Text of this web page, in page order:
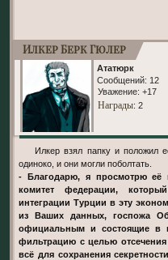
Илкер Берк Гюлер
Ататюрк
Сообщений: 12
Уважение: +17
Награды: 2
Илкер взял папку и положил её к своей, чтобы им двоим было не
одиноко, и они могли поболтать.
- Благодарю, я просмотрю её
комитет федерации,
интеграции Турции в эту
из Ваших данных, госпожа
официальным и состоящие в
фильтрацию с целью
всё для сохранения